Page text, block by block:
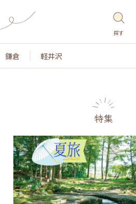
探す
鎌倉 軽井沢
名所・旧跡 温泉・スパ そ
特集